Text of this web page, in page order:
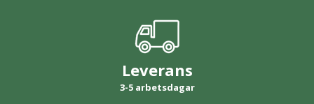
Leverans
3-5 arbetsdagar